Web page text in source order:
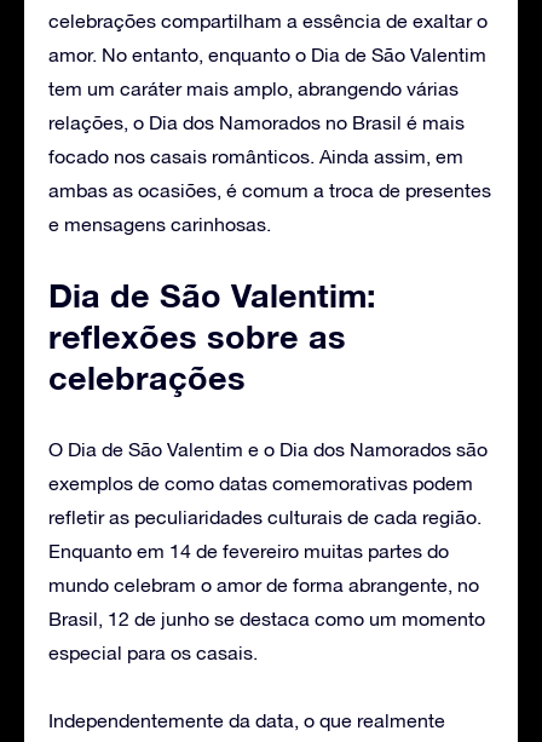
celebrações compartilham a essência de exaltar o
amor. No entanto, enquanto o Dia de São Valentim
tem um caráter mais amplo, abrangendo várias
relações, o Dia dos Namorados no Brasil é mais
focado nos casais românticos. Ainda assim, em
ambas as ocasiões, é comum a troca de presentes
e mensagens carinhosas.
Dia de São Valentim:
reflexões sobre as
celebrações
O Dia de São Valentim e o Dia dos Namorados são
exemplos de como datas comemorativas podem
refletir as peculiaridades culturais de cada região.
Enquanto em 14 de fevereiro muitas partes do
mundo celebram o amor de forma abrangente, no
Brasil, 12 de junho se destaca como um momento
especial para os casais.
Independentemente da data, o que realmente